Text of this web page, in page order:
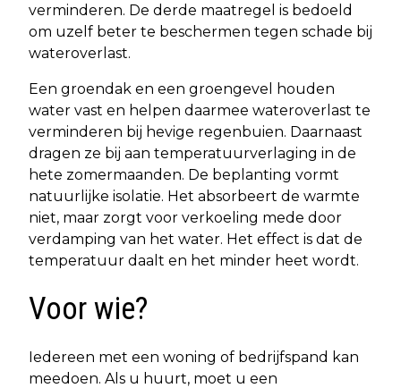
verminderen. De derde maatregel is bedoeld
om uzelf beter te beschermen tegen schade bij
wateroverlast.
Een groendak en een groengevel houden
water vast en helpen daarmee wateroverlast te
verminderen bij hevige regenbuien. Daarnaast
dragen ze bij aan temperatuurverlaging in de
hete zomermaanden. De beplanting vormt
natuurlijke isolatie. Het absorbeert de warmte
niet, maar zorgt voor verkoeling mede door
verdamping van het water. Het effect is dat de
temperatuur daalt en het minder heet wordt.
Voor wie?
Iedereen met een woning of bedrijfspand kan
meedoen. Als u huurt, moet u een